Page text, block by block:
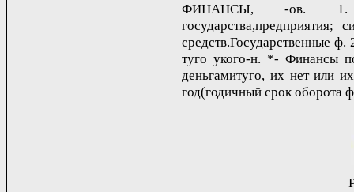
ФИНАНСЫ, -ов. 1.
государства,предприятия;
средств.Государственные
туго укого-н. *- Финансы
деньгамитуго, их нет или
год(годичный срок оборота